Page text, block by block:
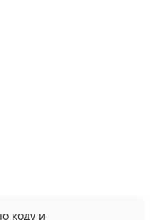
коду и